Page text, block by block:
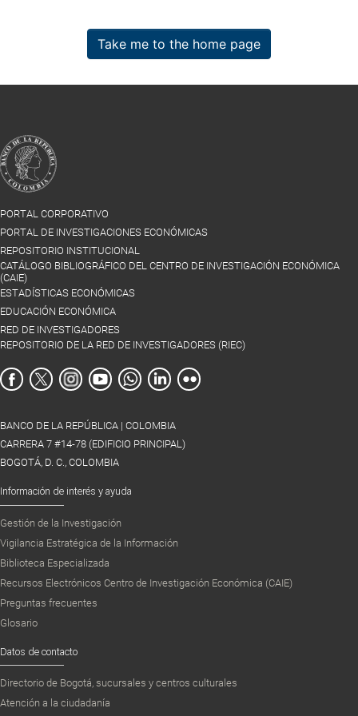
Take me to the home page
PORTAL CORPORATIVO
PORTAL DE INVESTIGACIONES ECONÓMICAS
REPOSITORIO INSTITUCIONAL
CATÁLOGO BIBLIOGRÁFICO DEL CENTRO DE INVESTIGACIÓN ECONÓMICA
(CAIE)
ESTADÍSTICAS ECONÓMICAS
EDUCACIÓN ECONÓMICA
RED DE INVESTIGADORES
REPOSITORIO DE LA RED DE INVESTIGADORES (RIEC)
BANCO DE LA REPÚBLICA | COLOMBIA
CARRERA 7 #14-78 (EDIFICIO PRINCIPAL)
BOGOTÁ, D. C., COLOMBIA
Información de interés y ayuda
Gestión de la Investigación
Vigilancia Estratégica de la Información
Biblioteca Especializada
Recursos Electrónicos Centro de Investigación Económica (CAIE)
Preguntas frecuentes
Glosario
Datos de contacto
Directorio de Bogotá, sucursales y centros culturales
Atención a la ciudadanía